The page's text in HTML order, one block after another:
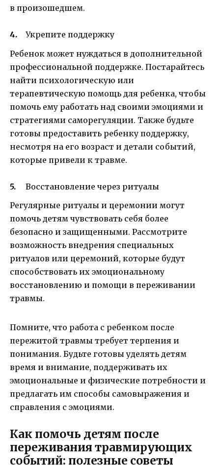
в произошедшем.
Укрепите поддержку
Ребенок может нуждаться в дополнительной
профессиональной поддержке. Постарайтесь
найти психологическую или
терапевтическую помощь для ребенка, чтобы
помочь ему работать над своими эмоциями и
стратегиями саморегуляции. Также будьте
готовы предоставить ребенку поддержку,
несмотря на его возраст и детали событий,
которые привели к травме.
Восстановление через ритуалы
Регулярные ритуалы и церемонии могут
помочь детям чувствовать себя более
безопасно и защищенными. Рассмотрите
возможность внедрения специальных
ритуалов или церемоний, которые будут
способствовать их эмоциональному
восстановлению и помощи в переживании
травмы.
Помните, что работа с ребенком после
пережитой травмы требует терпения и
понимания. Будьте готовы уделять детям
время и внимание, поддерживать их
эмоциональные и физические потребности и
предлагать им способы самовыражения и
справления с эмоциями.
Как помочь детям после
переживания травмирующих
событий: полезные советы